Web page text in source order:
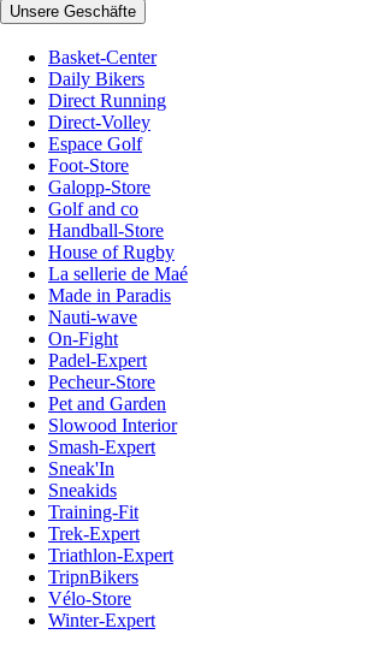
Unsere Geschäfte
Basket-Center
Daily Bikers
Direct Running
Direct-Volley
Espace Golf
Foot-Store
Galopp-Store
Golf and co
Handball-Store
House of Rugby
La sellerie de Maé
Made in Paradis
Nauti-wave
On-Fight
Padel-Expert
Pecheur-Store
Pet and Garden
Slowood Interior
Smash-Expert
Sneak'In
Sneakids
Training-Fit
Trek-Expert
Triathlon-Expert
TripnBikers
Vélo-Store
Winter-Expert